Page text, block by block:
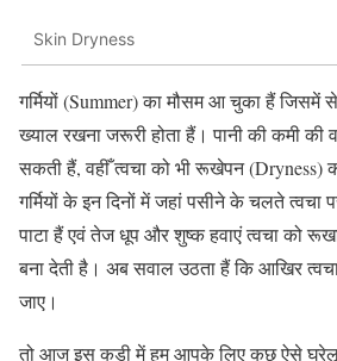
Skin Dryness
गर्मियों (Summer) का मौसम आ चुका हैं जिसमें
ख्याल रखना जरूरी होता हैं। पानी की कमी
सकती हैं, वहीँ त्वचा को भी रूखेपन (Dryness)
गर्मियों के इन दिनों में जहां पसीने के चलते त्वचा
पाटा हैं एवं तेज धूप और शुष्क हवाएं त्वचा को
बना देती है। अब सवाल उठता हैं कि आखिर
जाए।
तो आज इस कड़ी में हम आपके लिए कुछ ऐसे